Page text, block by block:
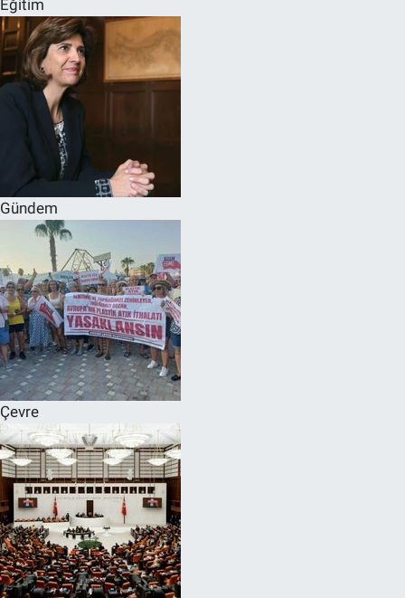
Eğitim
Gündem
Çevre
SPOR
RESMİ İLANLAR